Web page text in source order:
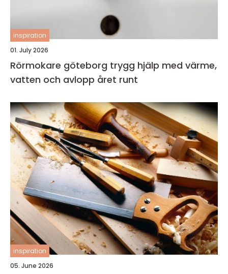
inspiration
01. July 2026
Rörmokare göteborg trygg hjälp med värme,
vatten och avlopp året runt
inspiration
05. June 2026